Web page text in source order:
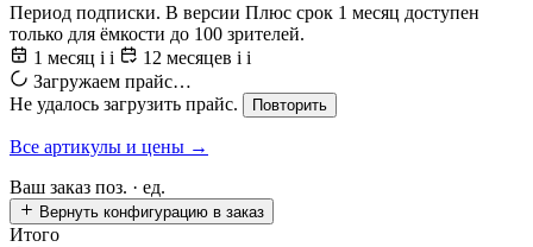
Период подписки. В версии Плюс срок 1 месяц доступен
только для ёмкости до 100 зрителей.
1 месяц i i 12 месяцев i i
Загружаем прайс…
Не удалось загрузить прайс.
Повторить
Все артикулы и цены →
Ваш заказ поз. · ед.
Вернуть конфигурацию в заказ
Итого